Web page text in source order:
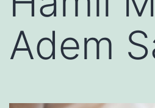
Adem